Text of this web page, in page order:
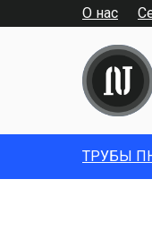
О нас
ТРУБЫ